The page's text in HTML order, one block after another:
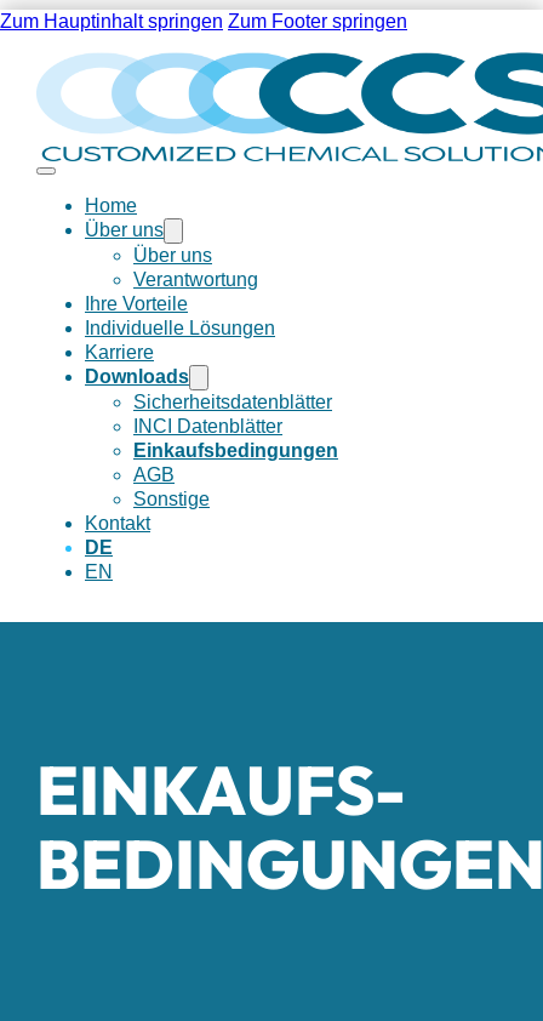
Zum Hauptinhalt springen Zum Footer springen
Home
Über uns
Über uns
Verantwortung
Ihre Vorteile
Individuelle Lösungen
Karriere
Downloads
Sicherheitsdatenblätter
INCI Datenblätter
Einkaufsbedingungen
AGB
Sonstige
Kontakt
DE
EN
EINKAUFS­